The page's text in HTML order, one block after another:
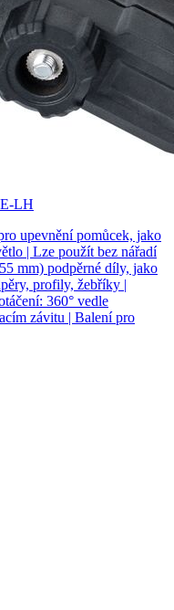
LH
upevnění pomůcek, jako
| Lze použít bez nářadí
mm) podpěrné díly, jako
profily, žebříky |
360° vedle
závitu | Balení pro